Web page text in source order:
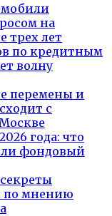
на
трех лет
по кредитным
волну
перемены и
с
года: что
фондовый
по мнению